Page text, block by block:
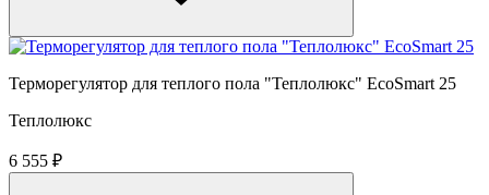
Терморегулятор для теплого пола "Теплолюкс" EcoSmart 25
Теплолюкс
6 555 ₽